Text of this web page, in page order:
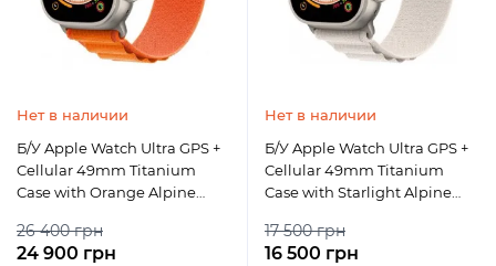
Нет в наличии
Б/У Apple Watch Ultra GPS +
Cellular 49mm Titanium
Case with Orange Alpine
26 400 грн
24 900 грн
Нет в наличии
Б/У Apple Watch Ultra GPS +
Cellular 49mm Titanium
Case with Starlight Alpine
17 500 грн
16 500 грн